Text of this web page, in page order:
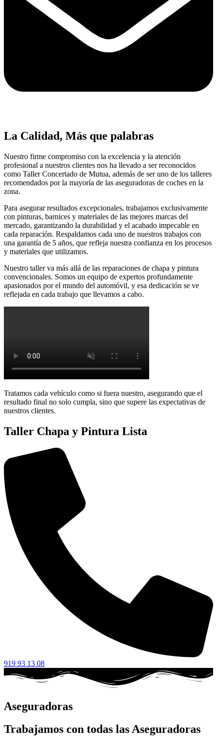
La Calidad, Más que palabras
Nuestro firme compromiso con la excelencia y la atención
profesional a nuestros clientes nos ha llevado a ser reconocidos
como Taller Concertado de Mutua, además de ser uno de los talleres
recomendados por la mayoría de las aseguradoras de coches en la
zona.
Para asegurar resultados excepcionales, trabajamos exclusivamente
con pinturas, barnices y materiales de las mejores marcas del
mercado, garantizando la durabilidad y el acabado impecable en
cada reparación. Respaldamos cada uno de nuestros trabajos con
una garantía de 5 años, que refleja nuestra confianza en los procesos
y materiales que utilizamos.
Nuestro taller va más allá de las reparaciones de chapa y pintura
convencionales. Somos un equipo de expertos profundamente
apasionados por el mundo del automóvil, y esa dedicación se ve
reflejada en cada trabajo que llevamos a cabo.
Tratamos cada vehículo como si fuera nuestro, asegurando que el
resultado final no solo cumpla, sino que supere las expectativas de
nuestros clientes.
Taller Chapa y Pintura Lista
919 93 13 08
Aseguradoras
Trabajamos con todas las Aseguradoras